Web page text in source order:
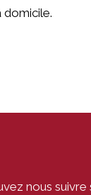
domicile.
nous suivre